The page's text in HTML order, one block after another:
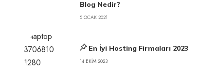
Blog Nedir?
5 OCAK 2021
En İyi Hosting Firmaları 2023
14 EKIM 2023